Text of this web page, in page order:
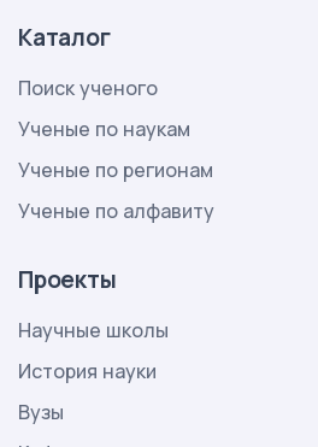
Каталог
Поиск ученого
Ученые по наукам
Ученые по регионам
Ученые по алфавиту
Проекты
Научные школы
История науки
Вузы